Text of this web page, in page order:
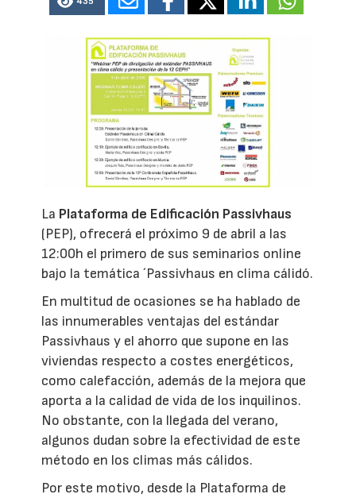
La Plataforma de Edificación Passivhaus
(PEP), ofrecerá el próximo 9 de abril a las
12:00h el primero de sus seminarios online
bajo la temática ´Passivhaus en clima cálidó.
En multitud de ocasiones se ha hablado de
las innumerables ventajas del estándar
Passivhaus y el ahorro que supone en las
viviendas respecto a costes energéticos,
como calefacción, además de la mejora que
aporta a la calidad de vida de los inquilinos.
No obstante, con la llegada del verano,
algunos dudan sobre la efectividad de este
método en los climas más cálidos.
Por este motivo, desde la Plataforma de